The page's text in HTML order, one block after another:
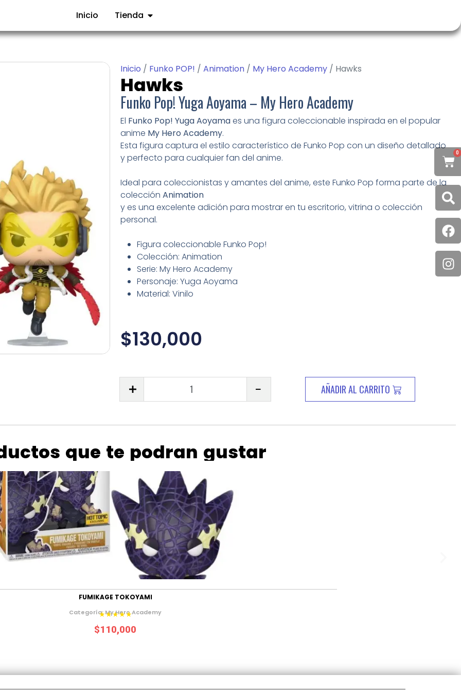
Inicio Tienda
Inicio / Funko POP! / Animation / My Hero Academy / Hawks
Hawks
Funko Pop! Yuga Aoyama – My Hero Academy
El Funko Pop! Yuga Aoyamaes una figura coleccionable inspirada en el popular
anime My Hero Academy.
Esta figura captura el estilo característico de Funko Pop con un diseño detallado
y perfecto para cualquier fan del anime.
Ideal para coleccionistas y amantes del anime, este Funko Pop forma parte de la
colección Animation
y es una excelente adición para mostrar en tu escritorio, vitrina o colección
personal.
Figura coleccionable Funko Pop!
Colección: Animation
Serie: My Hero Academy
Personaje: Yuga Aoyama
Material: Vinilo
$130,000
AÑADIR AL CARRITO
que te podran gustar
FUMIKAGE TOKOYAMI
Categoría:My Hero Academy
★★★★★
$110,000
Añadir al carrito
0